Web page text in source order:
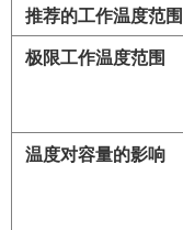
推荐的工作温度范围
极限工作温度范围
温度对容量的影响